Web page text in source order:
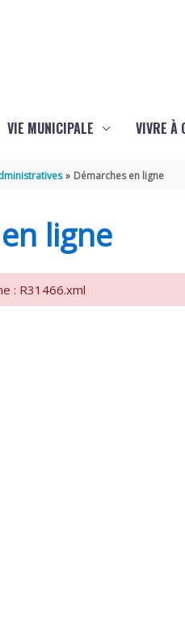
VIE MUNICIPALE VIVRE À
Démarches en ligne
ligne
: R31466.xml